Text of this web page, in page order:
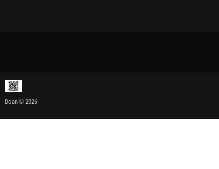
Doan © 2026